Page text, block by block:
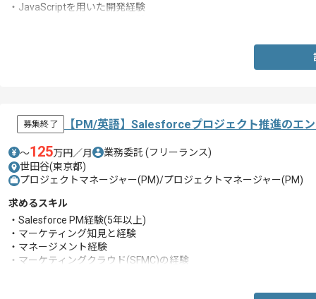
・JavaScriptを用いた開発経験
募集終了 【PM/英語】Salesforceプロジェクト推進のエ
〜125万円／月 業務委託 (フリーランス)
世田谷(東京都)
プロジェクトマネージャー(PM)/プロジェクトマネージャー(PM)
求めるスキル
・Salesforce PM経験(5年以上)
・マーケティング知見と経験
・マネージメント経験
・マーケティングクラウド(SFMC)の経験